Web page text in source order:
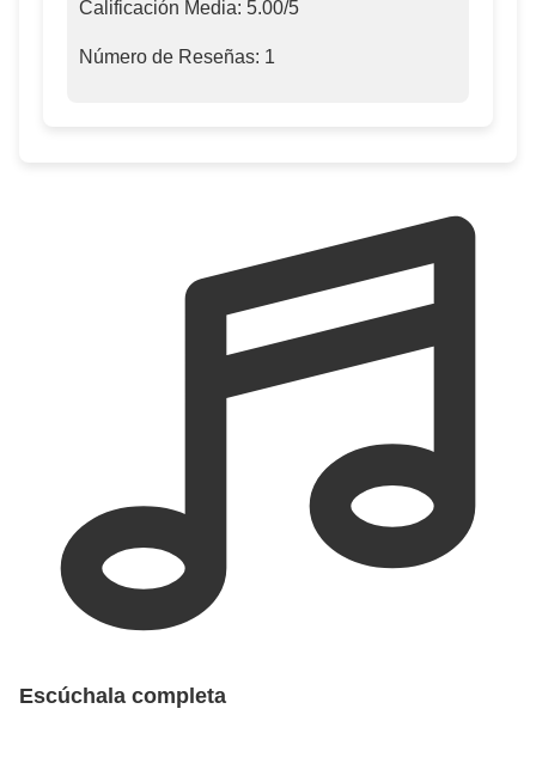
Calificación Media: 5.00/5
Número de Reseñas: 1
Escúchala completa